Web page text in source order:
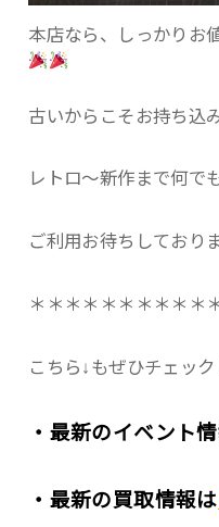
本店なら、しっかりお
古いからこそお持ち込
レトロ〜新作まで何で
ご利用お待ちしており
＊＊＊＊＊＊＊＊＊＊
こちら↓もぜひチェッ
・最新のイベント
・最新の買取情報は